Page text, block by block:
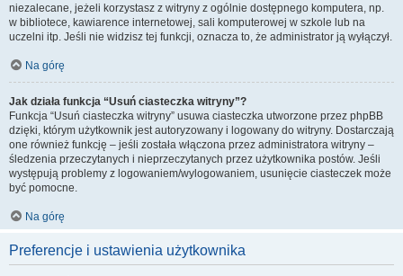
niezalecane, jeżeli korzystasz z witryny z ogólnie dostępnego komputera, np.
w bibliotece, kawiarence internetowej, sali komputerowej w szkole lub na
uczelni itp. Jeśli nie widzisz tej funkcji, oznacza to, że administrator ją wyłączył.
Na górę
Jak działa funkcja “Usuń ciasteczka witryny”?
Funkcja “Usuń ciasteczka witryny” usuwa ciasteczka utworzone przez phpBB
dzięki, którym użytkownik jest autoryzowany i logowany do witryny. Dostarczają
one również funkcję – jeśli została włączona przez administratora witryny –
śledzenia przeczytanych i nieprzeczytanych przez użytkownika postów. Jeśli
występują problemy z logowaniem/wylogowaniem, usunięcie ciasteczek może
być pomocne.
Na górę
Preferencje i ustawienia użytkownika